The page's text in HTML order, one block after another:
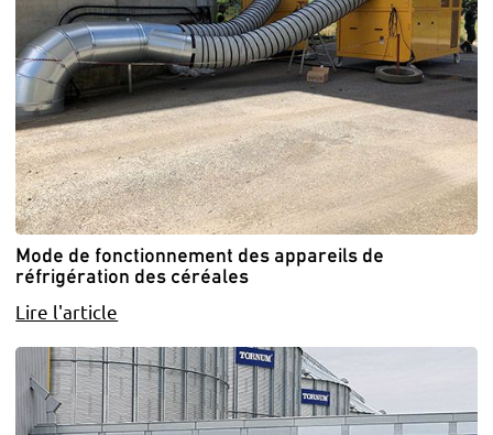
Mode de fonctionnement des appareils de
réfrigération des céréales
Lire l'article